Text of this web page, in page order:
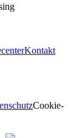
Kontakt
Cookie-